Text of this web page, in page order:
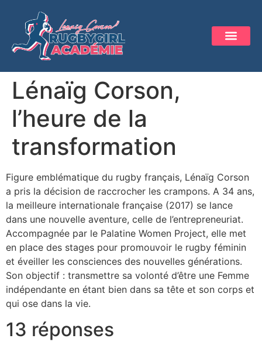
Lénaïg Corson,
l’heure de la
transformation
Figure emblématique du rugby français, Lénaïg Corson
a pris la décision de raccrocher les crampons. A 34 ans,
la meilleure internationale française (2017) se lance
dans une nouvelle aventure, celle de l’entrepreneuriat.
Accompagnée par le Palatine Women Project, elle met
en place des stages pour promouvoir le rugby féminin
et éveiller les consciences des nouvelles générations.
Son objectif : transmettre sa volonté d’être une Femme
indépendante en étant bien dans sa tête et son corps et
qui ose dans la vie.
13 réponses